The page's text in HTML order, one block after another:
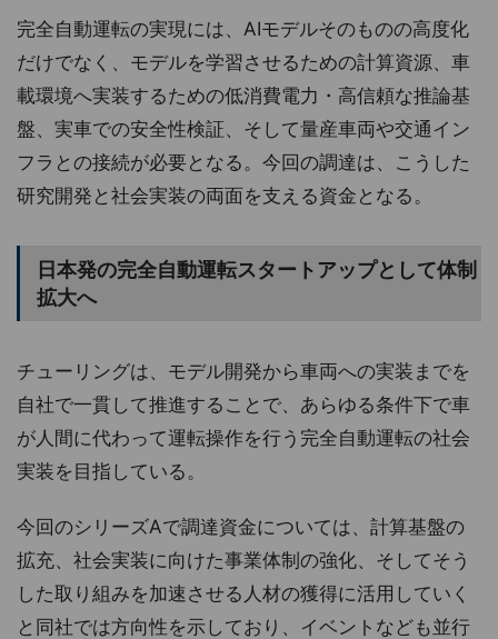
完全自動運転の実現には、AIモデルそのものの高度化
だけでなく、モデルを学習させるための計算資源、車
載環境へ実装するための低消費電力・高信頼な推論基
盤、実車での安全性検証、そして量産車両や交通イン
フラとの接続が必要となる。今回の調達は、こうした
研究開発と社会実装の両面を支える資金となる。
日本発の完全自動運転スタートアップとして体制
拡大へ
チューリングは、モデル開発から車両への実装までを
自社で一貫して推進することで、あらゆる条件下で車
が人間に代わって運転操作を行う完全自動運転の社会
実装を目指している。
今回のシリーズAで調達資金については、計算基盤の
拡充、社会実装に向けた事業体制の強化、そしてそう
した取り組みを加速させる人材の獲得に活用していく
と同社では方向性を示しており、イベントなども並行